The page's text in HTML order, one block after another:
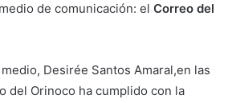
de comunicación: el Correo del
Desirée Santos Amaral,en las
del Orinoco ha cumplido con la